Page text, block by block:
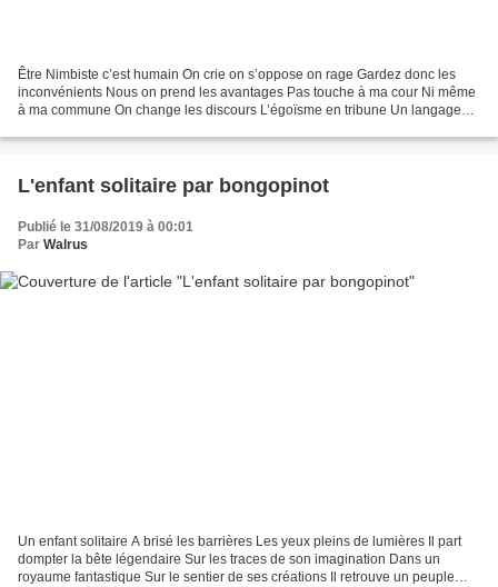
Être Nimbiste c’est humain On crie on s’oppose on rage Gardez donc les
inconvénients Nous on prend les avantages Pas touche à ma cour Ni même
à ma commune On change les discours L’égoïsme en tribune Un langage
L'enfant solitaire par bongopinot
Publié le 31/08/2019 à 00:01
Par Walrus
Un enfant solitaire A brisé les barrières Les yeux pleins de lumières Il part
dompter la bête légendaire Sur les traces de son imagination Dans un
royaume fantastique Sur le sentier de ses créations Il retrouve un peuple